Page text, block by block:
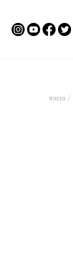
Inicio